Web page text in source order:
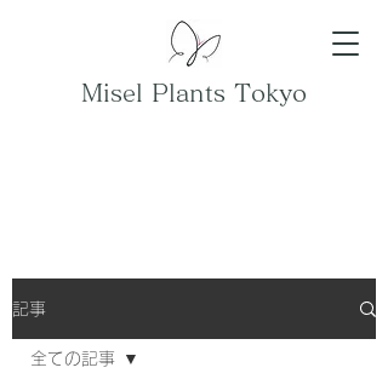
Misel Plants Tokyo
記事
全ての記事